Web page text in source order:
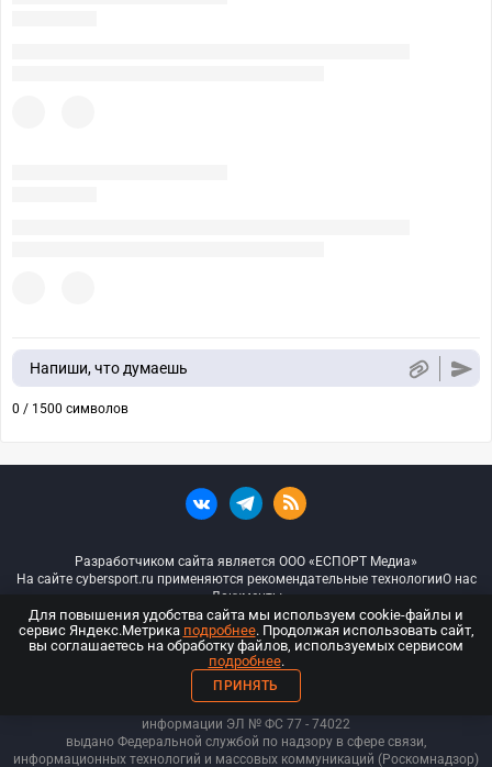
Напиши, что думаешь
0 / 1500 символов
Разработчиком сайта является ООО «ЕСПОРТ Медиа»
На сайте cybersport.ru применяются рекомендательные технологииО нас
Документы
© ООО «Киберспорт.ру» — Все права защищены
18+
ООО «Киберспорт.ру». Свидетельство о регистрации средств массовой
информации ЭЛ № ФС 77 - 74022
выдано Федеральной службой по надзору в сфере связи,
информационных технологий и массовых коммуникаций (Роскомнадзор)
Для повышения удобства сайта мы используем cookie-файлы и
сервис Яндекс.Метрика подробнее. Продолжая использовать сайт,
вы соглашаетесь на обработку файлов, используемых сервисом
подробнее.
ПРИНЯТЬ